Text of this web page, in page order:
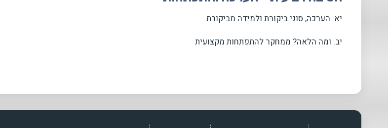
יא. הערכה, סוגי ביקורת ולמידה מביקורת
יב. ומה הלאה? ממחקר להתפתחות מקצועית